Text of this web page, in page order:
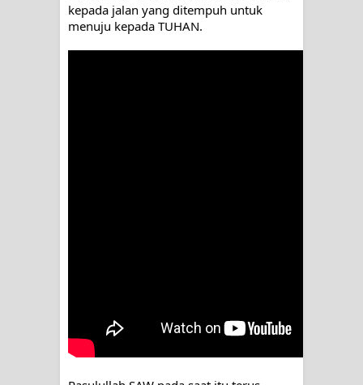
kepada jalan yang ditempuh untuk
menuju kepada TUHAN.